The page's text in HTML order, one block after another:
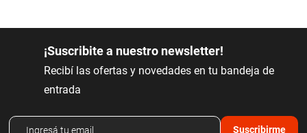
¡Suscribite a nuestro newsletter!
Recibí las ofertas y novedades en tu bandeja de
entrada
Suscribirme